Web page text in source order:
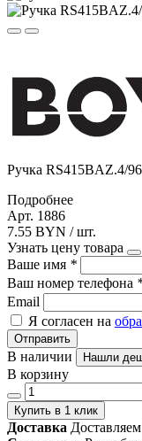
Ручка RS415BAZ.4/96
Подробнее
Арт. 1886
7.55 BYN / шт.
Узнать цену товара
Ваше имя *
Ваш номер телефона
Email
Я согласен на
Отправить
В наличии Нашли
В корзину
Купить в 1 клик
Доставка